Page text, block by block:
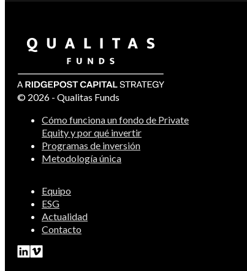
© 2026 - Qualitas Funds
Cómo funciona un fondo de Private
Equity y por qué invertir
Programas de inversión
Metodología única
Equipo
ESG
Actualidad
Contacto